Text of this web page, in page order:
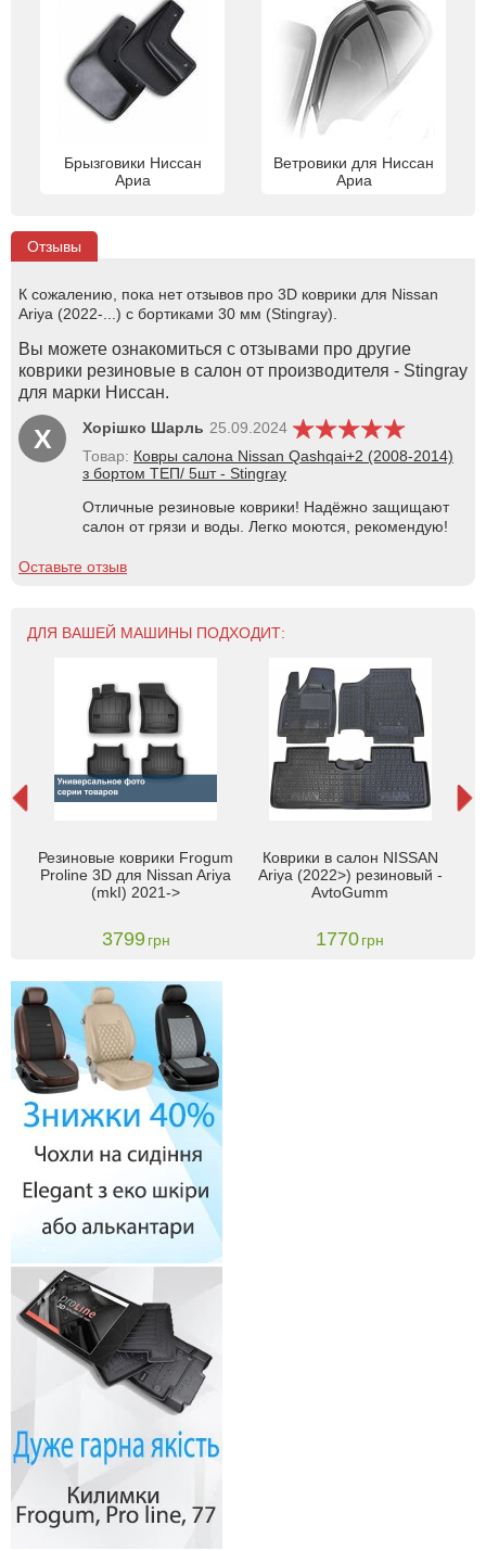
Брызговики Ниссан
Ариа
Ветровики для Ниссан
Ариа
Отзывы
К сожалению, пока нет отзывов про 3D коврики для Nissan
Ariya (2022-...) с бортиками 30 мм (Stingray).
Вы можете ознакомиться с отзывами про другие
коврики резиновые в салон от производителя - Stingray
для марки Ниссан.
Х Хорішко Шарль 25.09.2024
Товар: Ковры салона Nissan Qashqai+2 (2008-2014)
з бортом ТЕП/ 5шт - Stingray
Отличные резиновые коврики! Надёжно защищают
салон от грязи и воды. Легко моются, рекомендую!
Оставьте отзыв
ДЛЯ ВАШЕЙ МАШИНЫ ПОДХОДИТ:
Резиновые коврики Frogum
Proline 3D для Nissan Ariya
(mkI) 2021->
3799 грн
Коврики в салон NISSAN
Ariya (2022>) резиновый -
AvtoGumm
1770грн